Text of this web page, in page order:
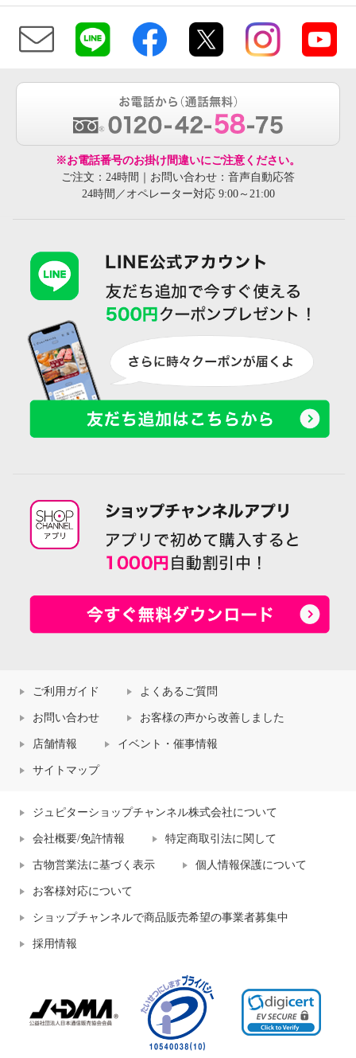
※お電話番号のお掛け間違いにご注意ください。
ご注文：24時間｜お問い合わせ：音声自動応答
24時間／オペレーター対応 9:00～21:00
ご利用ガイド よくあるご質問
お問い合わせ お客様の声から改善しました
店舗情報 イベント・催事情報
サイトマップ
ジュピターショップチャンネル株式会社について
会社概要/免許情報 特定商取引法に関して
古物営業法に基づく表示 個人情報保護について
お客様対応について
ショップチャンネルで商品販売希望の事業者募集中
採用情報